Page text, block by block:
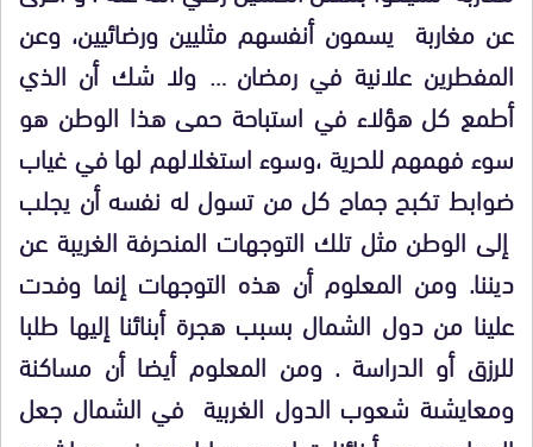
عن مغاربة يسمون أنفسهم مثليين ورضائيين، وعن
المفطرين علانية في رمضان … ولا شك أن الذي
أطمع كل هؤلاء في استباحة حمى هذا الوطن هو
سوء فهمهم للحرية ،وسوء استغلالهم لها في غياب
ضوابط تكبح جماح كل من تسول له نفسه أن يجلب
إلى الوطن مثل تلك التوجهات المنحرفة الغريبة عن
ديننا. ومن المعلوم أن هذه التوجهات إنما وفدت
علينا من دول الشمال بسبب هجرة أبنائنا إليها طلبا
للرزق أو الدراسة . ومن المعلوم أيضا أن مساكنة
ومعايشىة شعوب الدول الغربية في الشمال جعل